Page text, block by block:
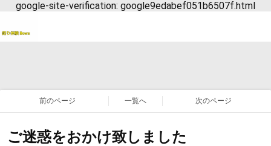
google-site-verification: google9edabef051b6507f.html
前のページ 一覧へ 次のページ
ご迷惑をおかけ致しました